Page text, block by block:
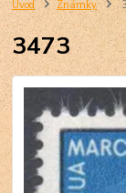
Úvod Známky
3473